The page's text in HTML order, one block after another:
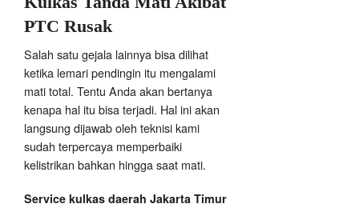
PTC Rusak
Salah satu gejala lainnya bisa dilihat
ketika lemari pendingin itu mengalami
mati total. Tentu Anda akan bertanya
kenapa hal itu bisa terjadi. Hal ini akan
langsung dijawab oleh teknisi kami
sudah terpercaya memperbaiki
kelistrikan bahkan hingga saat mati.
Service kulkas daerah Jakarta Timur